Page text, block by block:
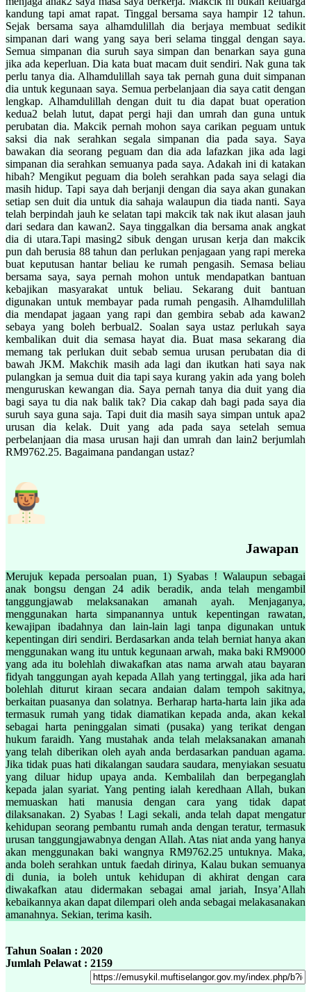
kandung tapi amat rapat. Tinggal bersama saya hampir 12 tahun.
Sejak bersama saya alhamdulillah dia berjaya membuat sedikit
simpanan dari wang yang saya beri selama tinggal dengan saya.
Semua simpanan dia suruh saya simpan dan benarkan saya guna
jika ada keperluan. Dia kata buat macam duit sendiri. Nak guna tak
perlu tanya dia. Alhamdulillah saya tak pernah guna duit simpanan
dia untuk kegunaan saya. Semua perbelanjaan dia saya catit dengan
lengkap. Alhamdulillah dengan duit tu dia dapat buat operation
kedua2 belah lutut, dapat pergi haji dan umrah dan guna untuk
perubatan dia. Makcik pernah mohon saya carikan peguam untuk
saksi dia nak serahkan segala simpanan dia pada saya. Saya
bawakan dia seorang peguam dan dia ada lafazkan jika ada lagi
simpanan dia serahkan semuanya pada saya. Adakah ini di katakan
hibah? Mengikut peguam dia boleh serahkan pada saya selagi dia
masih hidup. Tapi saya dah berjanji dengan dia saya akan gunakan
setiap sen duit dia untuk dia sahaja walaupun dia tiada nanti. Saya
telah berpindah jauh ke selatan tapi makcik tak nak ikut alasan jauh
dari sedara dan kawan2. Saya tinggalkan dia bersama anak angkat
dia di utara.Tapi masing2 sibuk dengan urusan kerja dan makcik
pun dah berusia 88 tahun dan perlukan penjagaan yang rapi mereka
buat keputusan hantar beliau ke rumah pengasih. Semasa beliau
bersama saya, saya pernah mohon untuk mendapatkan bantuan
kebajikan masyarakat untuk beliau. Sekarang duit bantuan
digunakan untuk membayar pada rumah pengasih. Alhamdulillah
dia mendapat jagaan yang rapi dan gembira sebab ada kawan2
sebaya yang boleh berbual2. Soalan saya ustaz perlukah saya
kembalikan duit dia semasa hayat dia. Buat masa sekarang dia
memang tak perlukan duit sebab semua urusan perubatan dia di
bawah JKM. Makchik masih ada lagi dan ikutkan hati saya nak
pulangkan ja semua duit dia tapi saya kurang yakin ada yang boleh
menguruskan kewangan dia. Saya pernah tanya dia duit yang dia
bagi saya tu dia nak balik tak? Dia cakap dah bagi pada saya dia
suruh saya guna saja. Tapi duit dia masih saya simpan untuk apa2
urusan dia kelak. Duit yang ada pada saya setelah semua
perbelanjaan dia masa urusan haji dan umrah dan lain2 berjumlah
RM9762.25. Bagaimana pandangan ustaz?
Jawapan
Merujuk kepada persoalan puan, 1) Syabas ! Walaupun sebagai
anak bongsu dengan 24 adik beradik, anda telah mengambil
tanggungjawab melaksanakan amanah ayah. Menjaganya,
menggunakan harta simpanannya untuk kepentingan rawatan,
kewajipan ibadahnya dan lain-lain lagi tanpa digunakan untuk
kepentingan diri sendiri. Berdasarkan anda telah berniat hanya akan
menggunakan wang itu untuk kegunaan arwah, maka baki RM9000
yang ada itu bolehlah diwakafkan atas nama arwah atau bayaran
fidyah tanggungan ayah kepada Allah yang tertinggal, jika ada hari
bolehlah diturut kiraan secara andaian dalam tempoh sakitnya,
berkaitan puasanya dan solatnya. Berharap harta-harta lain jika ada
termasuk rumah yang tidak diamatikan kepada anda, akan kekal
sebagai harta peninggalan simati (pusaka) yang terikat dengan
hukum faraidh. Yang mustahak anda telah melaksanakan amanah
yang telah diberikan oleh ayah anda berdasarkan panduan agama.
Jika tidak puas hati dikalangan saudara saudara, menyiakan sesuatu
yang diluar hidup upaya anda. Kembalilah dan berpeganglah
kepada jalan syariat. Yang penting ialah keredhaan Allah, bukan
memuaskan hati manusia dengan cara yang tidak dapat
dilaksanakan. 2) Syabas ! Lagi sekali, anda telah dapat mengatur
kehidupan seorang pembantu rumah anda dengan teratur, termasuk
urusan tanggungjawabnya dengan Allah. Atas niat anda yang hanya
akan menggunakan baki wangnya RM9762.25 untuknya. Maka,
anda boleh serahkan untuk faedah dirinya, Kalau bukan semuanya
di dunia, ia boleh untuk kehidupan di akhirat dengan cara
diwakafkan atau didermakan sebagai amal jariah, Insya’Allah
kebaikannya akan dapat dilempari oleh anda sebagai melakasanakan
amanahnya. Sekian, terima kasih.
Tahun Soalan : 2020
Jumlah Pelawat : 2159